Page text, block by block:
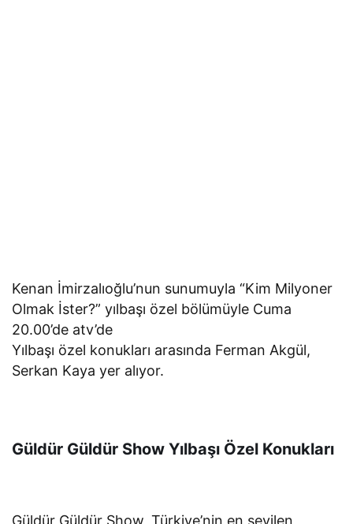
Kenan İmirzalıoğlu’nun sunumuyla “Kim Milyoner
Olmak İster?” yılbaşı özel bölümüyle Cuma
20.00’de atv’de
Yılbaşı özel konukları arasında Ferman Akgül,
Serkan Kaya yer alıyor.
Güldür Güldür Show Yılbaşı Özel Konukları
Güldür Güldür Show, Türkiye’nin en sevilen